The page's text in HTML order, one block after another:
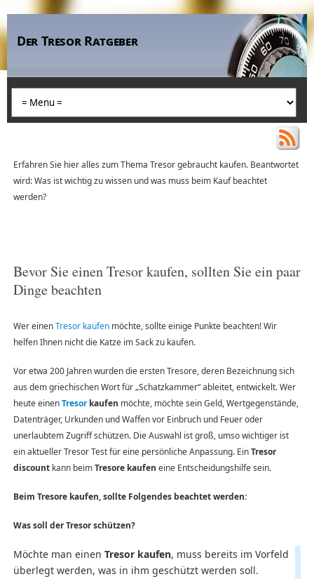
Der Tresor Ratgeber
Erfahren Sie hier alles zum Thema Tresor gebraucht kaufen. Beantwortet
wird: Was ist wichtig zu wissen und was muss beim Kauf beachtet
werden?
Bevor Sie einen Tresor kaufen, sollten Sie ein paar
Dinge beachten
Wer einenTresor kaufenmöchte, sollte einige Punkte beachten! Wir
helfen Ihnen nicht die Katze im Sack zu kaufen.
Vor etwa 200 Jahren wurden die ersten Tresore, deren Bezeichnung sich
aus dem griechischen Wort für „Schatzkammer“ ableitet, entwickelt. Wer
heute einenTresorkaufen möchte, möchte sein Geld, Wertgegenstände,
Datenträger, Urkunden und Waffen vor Einbruch und Feuer oder
unerlaubtem Zugriff schützen. Die Auswahl ist groß, umso wichtiger ist
ein aktueller Tresor Test für eine persönliche Anpassung. EinTresor
discountkann beimTresore kaufen eine Entscheidungshilfe sein.
Beim Tresore kaufen, sollte Folgendes beachtet werden:
Was soll der Tresor schützen?
Möchte man einen Tresor kaufen, muss bereits im Vorfeld
überlegt werden, was in ihm geschützt werden soll.